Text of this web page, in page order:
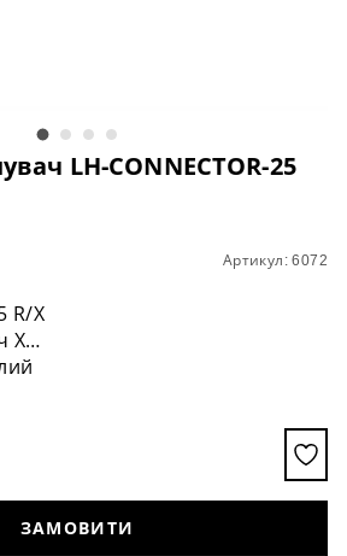
LH-CONNECTOR-25
Артикул: 6072
R/Х
Х
ЗАМОВИТИ